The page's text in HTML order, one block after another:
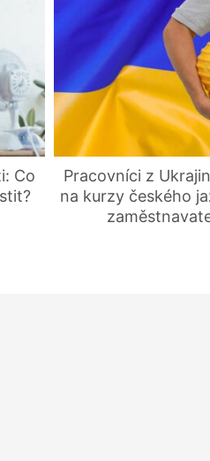
Co
Pracovníci z
na kurzy českého